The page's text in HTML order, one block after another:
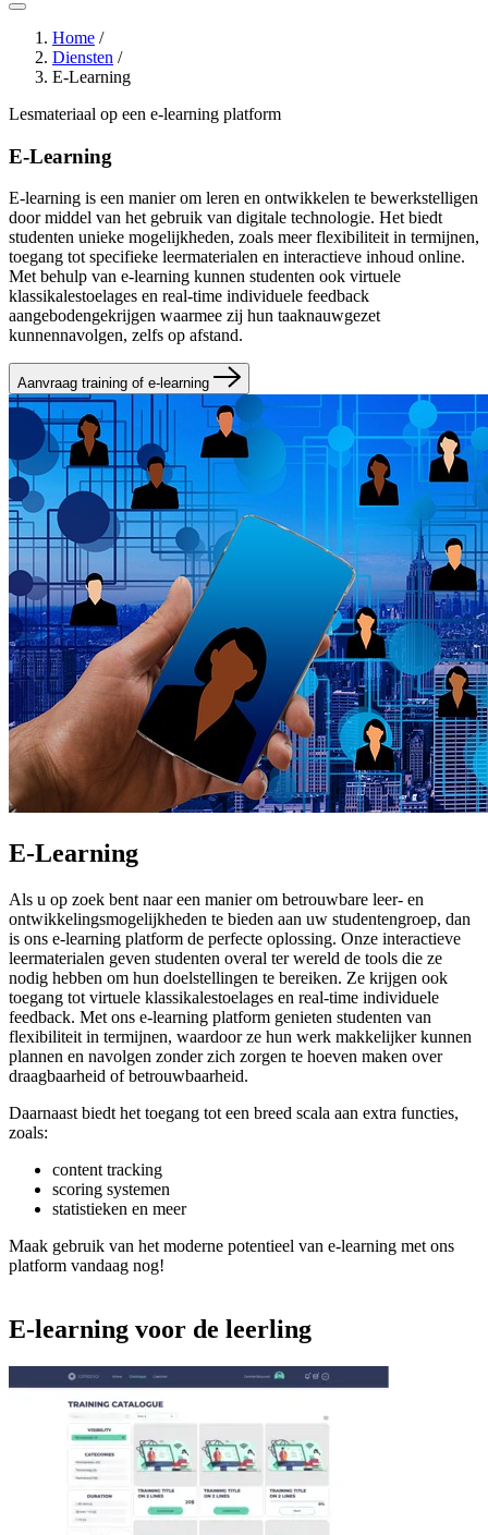
Home /
Diensten /
E-Learning
Lesmateriaal op een e-learning platform
E-Learning
E-learning is een manier om leren en ontwikkelen te bewerkstelligen
door middel van het gebruik van digitale technologie. Het biedt
studenten unieke mogelijkheden, zoals meer flexibiliteit in termijnen,
toegang tot specifieke leermaterialen en interactieve inhoud online.
Met behulp van e-learning kunnen studenten ook virtuele
klassikalestoelages en real-time individuele feedback
aangebodengekrijgen waarmee zij hun taaknauwgezet
kunnennavolgen, zelfs op afstand.
Aanvraag training of e-learning
E-Learning
Als u op zoek bent naar een manier om betrouwbare leer- en
ontwikkelingsmogelijkheden te bieden aan uw studentengroep, dan
is ons e-learning platform de perfecte oplossing. Onze interactieve
leermaterialen geven studenten overal ter wereld de tools die ze
nodig hebben om hun doelstellingen te bereiken. Ze krijgen ook
toegang tot virtuele klassikalestoelages en real-time individuele
feedback. Met ons e-learning platform genieten studenten van
flexibiliteit in termijnen, waardoor ze hun werk makkelijker kunnen
plannen en navolgen zonder zich zorgen te hoeven maken over
draagbaarheid of betrouwbaarheid.
Daarnaast biedt het toegang tot een breed scala aan extra functies,
zoals:
content tracking
scoring systemen
statistieken en meer
Maak gebruik van het moderne potentieel van e-learning met ons
platform vandaag nog!
E-learning voor de leerling